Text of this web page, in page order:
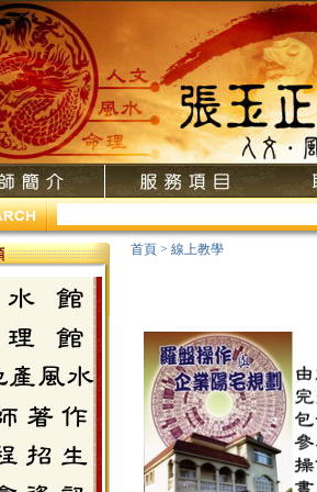
首頁 > 線上教學